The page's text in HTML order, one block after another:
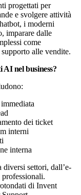
progettati per
e svolgere attività
i moderni
imparare dalle
come
alle vendite.
AI nel business?
dei ticket
interni
interna
diversi settori, dall’e-